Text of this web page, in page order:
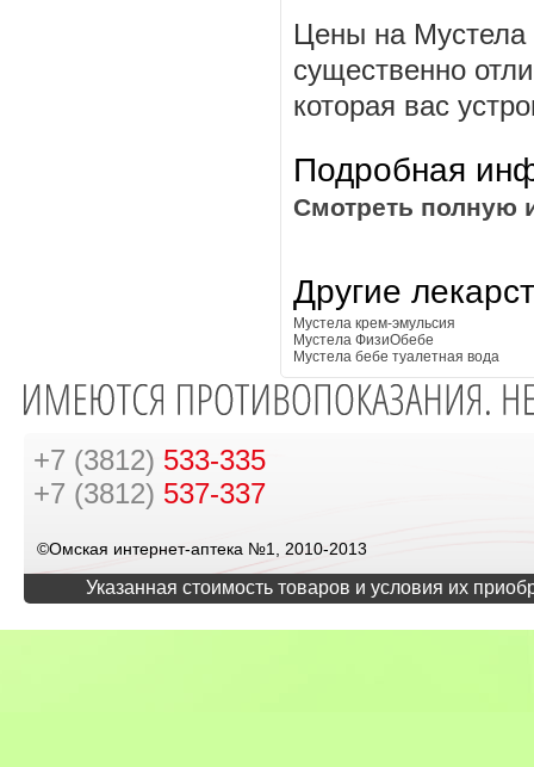
Цены на Мустела
существенно
которая вас
Подробная
Смотреть полную
Другие
Мустела крем-эмульсия
Мустела ФизиОбебе
Мустела бебе туалетная вода
+7 (3812) 533-335
+7 (3812) 537-337
©Омская интернет-аптека №1, 2010-2013
Указанная стоимость товаров и условия их